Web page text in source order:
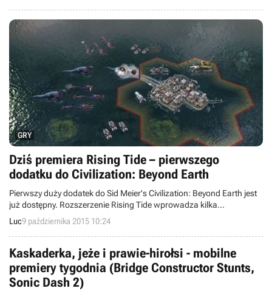
GRY
Dziś premiera Rising Tide – pierwszego
dodatku do Civilization: Beyond Earth
Pierwszy duży dodatek do Sid Meier's Civilization: Beyond Earth jest
już dostępny. Rozszerzenie Rising Tide wprowadza kilka
interesujących nowości, między innymi opcję budowania na wodzie.
Luc9 października 2015 10:24
Kaskaderka, jeże i prawie-hirołsi - mobilne
premiery tygodnia (Bridge Constructor Stunts,
Sonic Dash 2)